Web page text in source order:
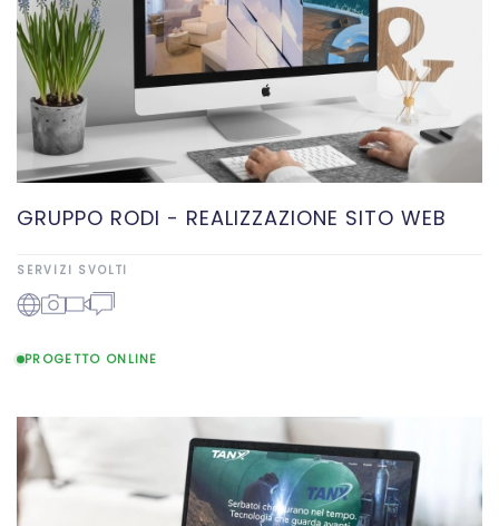
GRUPPO RODI - REALIZZAZIONE SITO WEB
SERVIZI SVOLTI
PROGETTO ONLINE